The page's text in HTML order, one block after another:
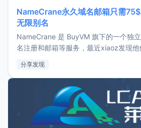
NameCrane永久域名邮箱只需
无限别名
NameCrane 是 BuyVM 旗下的一个独
名注册和邮箱等服务，最近xiaoz发现他
又实惠的域名邮箱，不妨尝试一下
NameCraneNameCrane不支持直接注
分享发现